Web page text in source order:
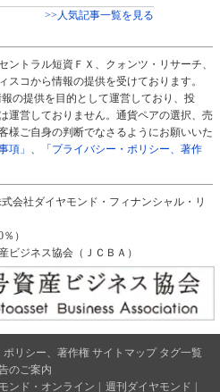
>>人気記事一覧を見る
ントラル短資ＦＸ、クォンツ・リサーチ、
スコから情報の提供を受けております。
の提供を目的として運営しており、投
運営しておりません。通貨ペアの選択、売
様ご自身の判断でなさるようにお願いいた
項」
「プライバシー・ポリシー、著作
会社ダイヤモンド・フィナンシャル・リ
）
ビジネス協会（ＪＣＢＡ）
ポリシー、著作権 サイトマップ タグ一覧
のご案内
ンド・オンライン 週刊ダイヤモンド